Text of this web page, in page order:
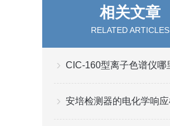
相关文章
RELATED ARTICLES